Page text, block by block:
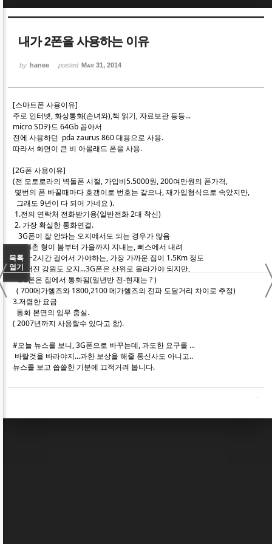
내가 2폰을 사용하는 이유
by hanee posted Mar 31, 2014
[스마트폰 사용이유]
주로 인터넷, 화상통화(손녀와),책 읽기, 자료보관 등등...
micro SD카드 64Gb 꼽아서
전에 사용하던 pda zaurus 860 대용으로 사용.
따라서 화면이 큰 비 아몰래드 폰을 사용.
[2G폰 사용이유]
(전 모토로라의 벽돌폰 시절, 가입비5.5000원, 200여만원의 폰가격,
몇번의 폰 바꿀때마다 호갱이로 번호는 같으나, 재가입형식으로 속았지만,
그래도 9년이 다 되어 가네요 ).
1.전의 연락처 전화받기용(일반전화 2대 착신)
2. 가장 확실한 통화연결.
3G폰이 잘 안돠는 오지에서도 되는 경우가 많음
외4촌 형이 봄부터 가을까지 지내는, 뻐스에서 내려
1.5~2시간 걸어서 가야하는, 가장 가까운 집이 1.5Km 정도
떨어진 강원도 오지...3G폰은 산위로 올라가야 되지만,
2G폰은 집에서 통화됨(일년반 전-현재는 ? )
( 700메가헬즈와 1800,2100 메가헬즈의 전파 도달거리 차이로 추정)
3.저렴한 요금
통화 본연의 임무 충실.
( 2007년까지 사용할수 있다고 함).
#오늘 뉴스를 보니, 3G폰으로 바꾸는데, 과도한 요구를 ...
바랄것을 바라야지...과한 보상을 해줄 통신사도 아니고..
뉴스를 보고 씁쓸한 기분에 끄적거려 봅니다.
목록
열기
Sketchbook5, 스케치북5
Sketchbook5, 스케치북5
Sketchbook5, 스케치북5
Sketchbook5, 스케치북5